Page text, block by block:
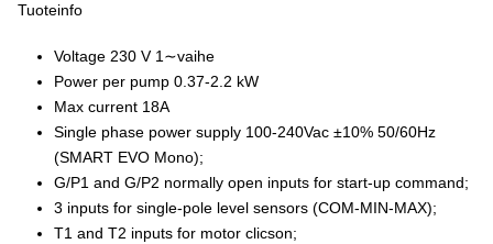
Tuoteinfo
Voltage 230 V 1∼vaihe
Power per pump 0.37-2.2 kW
Max current 18A
Single phase power supply 100-240Vac ±10% 50/60Hz
(SMART EVO Mono);
G/P1 and G/P2 normally open inputs for start-up command;
3 inputs for single-pole level sensors (COM-MIN-MAX);
T1 and T2 inputs for motor clicson;